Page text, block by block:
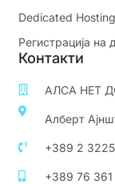
Dedicated Hosting
Регистрација на
Контакти
АЛСА НЕТ
Алберт
+389 2
+389 76